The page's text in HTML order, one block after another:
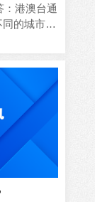
：港澳台通
的城市回